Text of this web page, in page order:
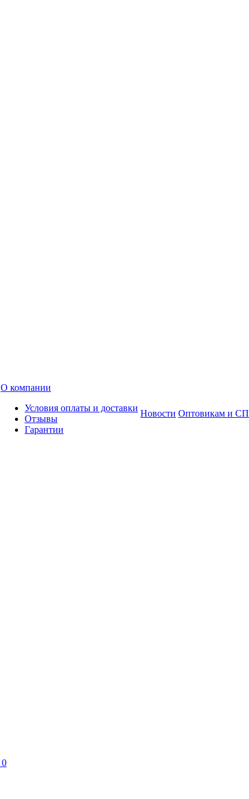
О компании
Условия оплаты и доставки
Отзывы
Гарантии
Новости Оптовикам и СП
0